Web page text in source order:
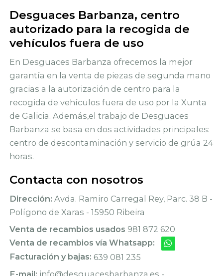
Desguaces Barbanza, centro
autorizado para la recogida de
vehículos fuera de uso
En Desguaces Barbanza ofrecemos la mejor
garantía en la venta de piezas de segunda mano
gracias a la autorización de centro para la
recogida de vehículos fuera de uso por la Xunta
de Galicia. Además,el trabajo de Desguaces
Barbanza se basa en dos actividades principales:
centro de descontaminación y servicio de grúa 24
horas.
Contacta con nosotros
Dirección: Avda. Ramiro Carregal Rey, Parc. 38 B -
Polígono de Xaras - 15950 Ribeira
Venta de recambios usados 981 872 620
Venta de recambios vía Whatsapp:
Facturación y bajas: 639 081 235
E-mail: info@desguacesbarbanza.es -